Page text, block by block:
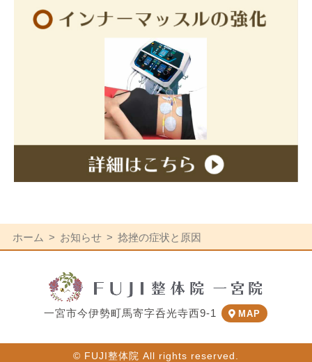
ホーム お知らせ 捻挫の症状と原因
一宮市今伊勢町馬寄字呑光寺西9-1 MAP
© FUJI整体院 All rights reserved.